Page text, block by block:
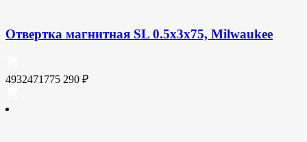
Отвертка магнитная SL 0.5x3x75, Milwaukee
4932471775 290 ₽